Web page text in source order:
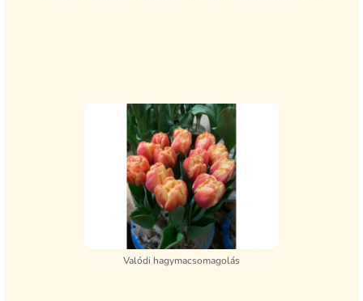
Valódi hagymacsomagolás